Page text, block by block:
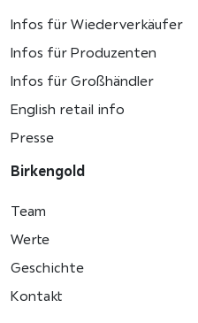
Infos für Wiederverkäufer
Infos für Produzenten
Infos für Großhändler
English retail info
Presse
Birkengold
Team
Werte
Geschichte
Kontakt